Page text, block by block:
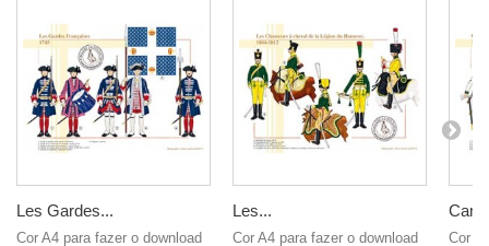
Les Gardes...
Cor A4 para fazer o download
Les...
Cor A4 para fazer o download
Cor